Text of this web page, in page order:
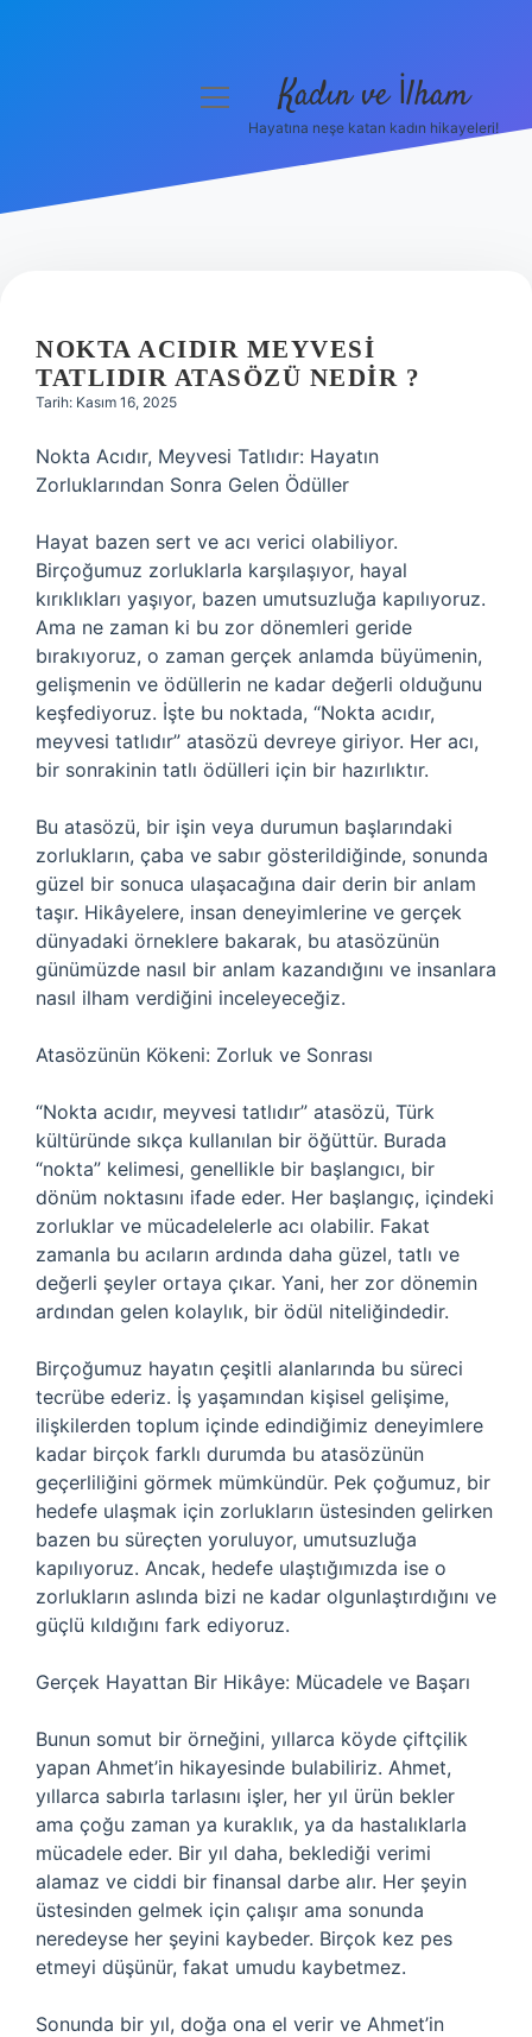
Hakkımızda
menüyü
Kadın ve İlham
Hayatına neşe katan kadın hikayeleri!
NOKTA ACIDIR MEYVESI
TATLIDIR ATASÖZÜ NEDIR ?
Tarih: Kasım 16, 2025
Nokta Acıdır, Meyvesi Tatlıdır: Hayatın
Zorluklarından Sonra Gelen Ödüller
Hayat bazen sert ve acı verici olabiliyor.
Birçoğumuz zorluklarla karşılaşıyor, hayal
kırıklıkları yaşıyor, bazen umutsuzluğa kapılıyoruz.
Ama ne zaman ki bu zor dönemleri geride
bırakıyoruz, o zaman gerçek anlamda büyümenin,
gelişmenin ve ödüllerin ne kadar değerli olduğunu
keşfediyoruz. İşte bu noktada, “Nokta acıdır,
meyvesi tatlıdır” atasözü devreye giriyor. Her acı,
bir sonrakinin tatlı ödülleri için bir hazırlıktır.
Bu atasözü, bir işin veya durumun başlarındaki
zorlukların, çaba ve sabır gösterildiğinde, sonunda
güzel bir sonuca ulaşacağına dair derin bir anlam
taşır. Hikâyelere, insan deneyimlerine ve gerçek
dünyadaki örneklere bakarak, bu atasözünün
günümüzde nasıl bir anlam kazandığını ve insanlara
nasıl ilham verdiğini inceleyeceğiz.
Atasözünün Kökeni: Zorluk ve Sonrası
“Nokta acıdır, meyvesi tatlıdır” atasözü, Türk
kültüründe sıkça kullanılan bir öğüttür. Burada
“nokta” kelimesi, genellikle bir başlangıcı, bir
dönüm noktasını ifade eder. Her başlangıç, içindeki
zorluklar ve mücadelelerle acı olabilir. Fakat
zamanla bu acıların ardında daha güzel, tatlı ve
değerli şeyler ortaya çıkar. Yani, her zor dönemin
ardından gelen kolaylık, bir ödül niteliğindedir.
Birçoğumuz hayatın çeşitli alanlarında bu süreci
tecrübe ederiz. İş yaşamından kişisel gelişime,
ilişkilerden toplum içinde edindiğimiz deneyimlere
kadar birçok farklı durumda bu atasözünün
geçerliliğini görmek mümkündür. Pek çoğumuz, bir
hedefe ulaşmak için zorlukların üstesinden gelirken
bazen bu süreçten yoruluyor, umutsuzluğa
kapılıyoruz. Ancak, hedefe ulaştığımızda ise o
zorlukların aslında bizi ne kadar olgunlaştırdığını ve
güçlü kıldığını fark ediyoruz.
Gerçek Hayattan Bir Hikâye: Mücadele ve Başarı
Bunun somut bir örneğini, yıllarca köyde çiftçilik
yapan Ahmet’in hikayesinde bulabiliriz. Ahmet,
yıllarca sabırla tarlasını işler, her yıl ürün bekler
ama çoğu zaman ya kuraklık, ya da hastalıklarla
mücadele eder. Bir yıl daha, beklediği verimi
alamaz ve ciddi bir finansal darbe alır. Her şeyin
üstesinden gelmek için çalışır ama sonunda
neredeyse her şeyini kaybeder. Birçok kez pes
etmeyi düşünür, fakat umudu kaybetmez.
Sonunda bir yıl, doğa ona el verir ve Ahmet’in